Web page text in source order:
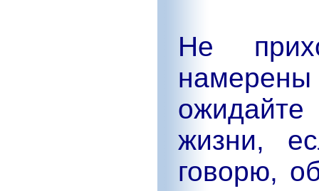
Не
намерены
жизни,
говорю,